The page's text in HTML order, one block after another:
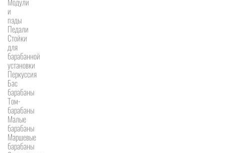
и
пэды
Педали
Стойки
для
барабанной
установки
Перкуссия
Бас
барабаны
Том-
барабаны
Малые
барабаны
Маршевые
барабаны